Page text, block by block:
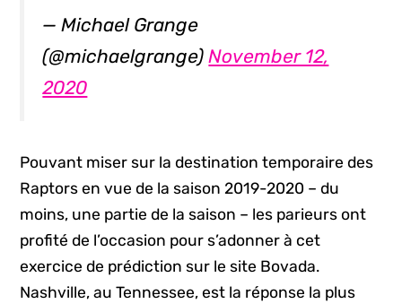
— Michael Grange
(@michaelgrange)November 12,
2020
Pouvant miser sur la destination temporaire des
Raptors en vue de la saison 2019-2020 – du
moins, une partie de la saison – les parieurs ont
profité de l’occasion pour s’adonner à cet
exercice de prédiction sur le site Bovada.
Nashville, au Tennessee, est la réponse la plus